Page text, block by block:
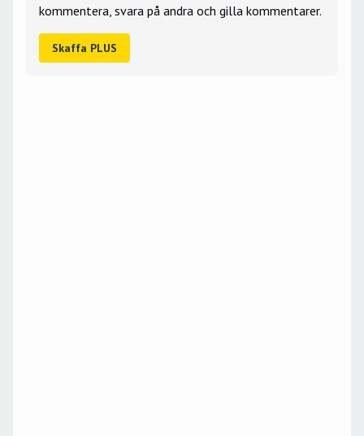
kommentera, svara på andra och gilla kommentarer.
Skaffa PLUS